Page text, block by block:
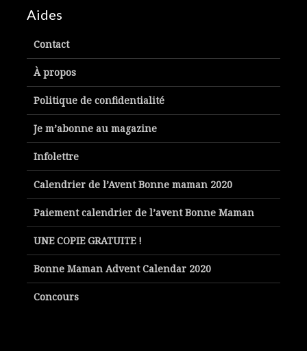
Aides
Contact
À propos
Politique de confidentialité
Je m’abonne au magazine
Infolettre
Calendrier de l’Avent Bonne maman 2020
Paiement calendrier de l’avent Bonne Maman
UNE COPIE GRATUITE !
Bonne Maman Advent Calendar 2020
Concours